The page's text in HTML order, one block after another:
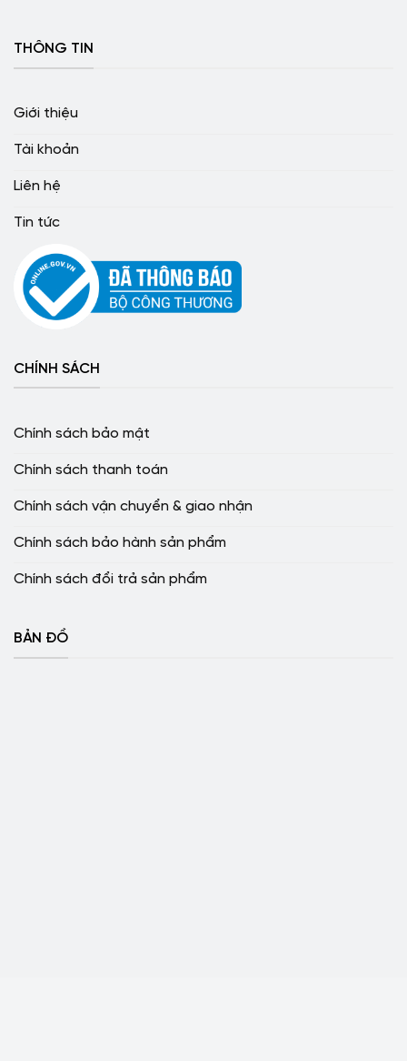
THÔNG TIN
Giới thiệu
Tài khoản
Liên hệ
Tin tức
CHÍNH SÁCH
Chính sách bảo mật
Chính sách thanh toán
Chính sách vận chuyển & giao nhận
Chính sách bảo hành sản phẩm
Chính sách đổi trả sản phẩm
BẢN ĐỒ